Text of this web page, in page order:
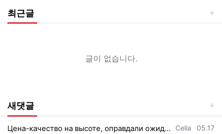
최근글
글이 없습니다.
새댓글
등록자
Celia 등록일
05.17
Цена-качество на высоте, оправдали ожидания https://vpncheburnet.top/